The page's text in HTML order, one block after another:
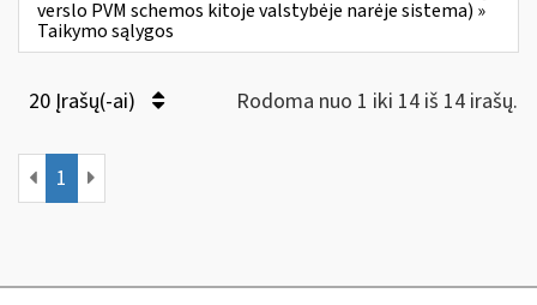
verslo PVM schemos kitoje valstybėje narėje sistema) »
Taikymo sąlygos
20 Įrašų(-ai) Rodoma nuo 1 iki 14 iš 14 irašų.
1